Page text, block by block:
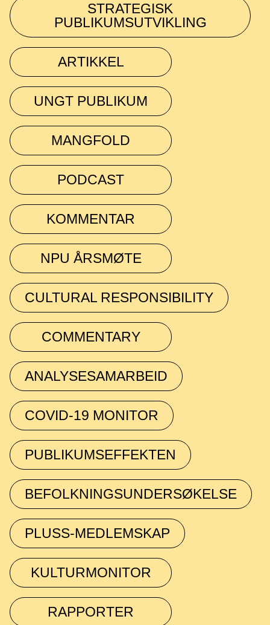
STRATEGISK
PUBLIKUMSUTVIKLING
ARTIKKEL
UNGT PUBLIKUM
MANGFOLD
PODCAST
KOMMENTAR
NPU ÅRSMØTE
CULTURAL RESPONSIBILITY
COMMENTARY
ANALYSESAMARBEID
COVID-19 MONITOR
PUBLIKUMSEFFEKTEN
BEFOLKNINGSUNDERSØKELSE
PLUSS-MEDLEMSKAP
KULTURMONITOR
RAPPORTER